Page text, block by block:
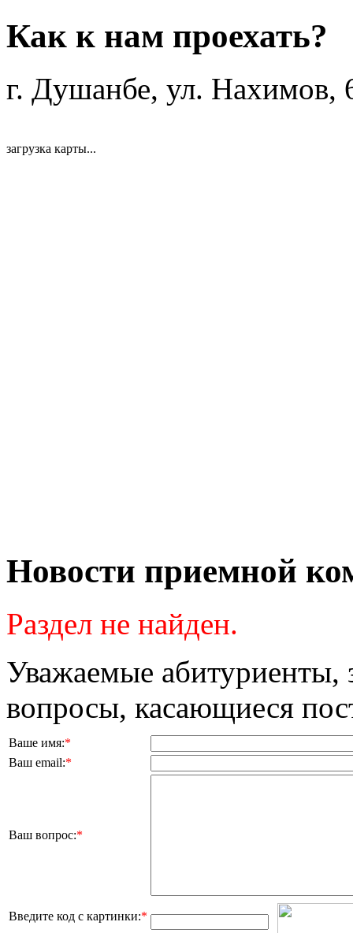
Как к нам проехать?
г. Душанбе, ул. Нахимов,
загрузка карты...
Новости приемной
Раздел не найден.
Уважаемые абитуриенты,
вопросы, касающиеся
Ваше имя:*
Ваш email:*
Ваш вопрос:*
Введите код с картинки:*